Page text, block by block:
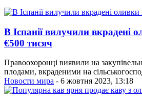
В Іспанії вилучили вкрадені
€500 тисяч
Правоохоронці виявили на
плодами, вкраденими на
Новости мира - 6 жовтня 2023, 13:18